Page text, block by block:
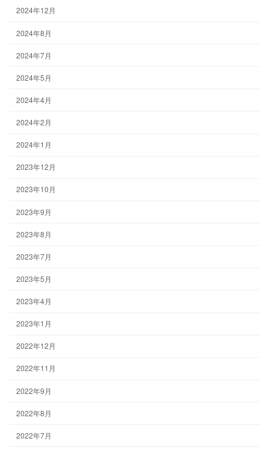
2024年12月
2024年8月
2024年7月
2024年5月
2024年4月
2024年2月
2024年1月
2023年12月
2023年10月
2023年9月
2023年8月
2023年7月
2023年5月
2023年4月
2023年1月
2022年12月
2022年11月
2022年9月
2022年8月
2022年7月